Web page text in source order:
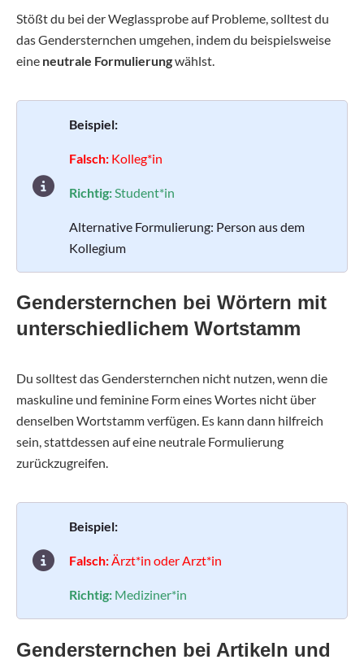
Stößt du bei der Weglassprobe auf Probleme, solltest du
das Gendersternchen umgehen, indem du beispielsweise
eine neutrale Formulierungwählst.
Beispiel:
Falsch: Kolleg*in
Richtig: Student*in
Alternative Formulierung: Person aus dem
Kollegium
Gendersternchen bei Wörtern mit
unterschiedlichem Wortstamm
Du solltest das Gendersternchen nicht nutzen, wenn die
maskuline und feminine Form eines Wortes nicht über
denselben Wortstamm verfügen. Es kann dann hilfreich
sein, stattdessen auf eine neutrale Formulierung
zurückzugreifen.
Beispiel:
Falsch:Ärzt*in oder Arzt*in
Richtig: Mediziner*in
Gendersternchen bei Artikeln und